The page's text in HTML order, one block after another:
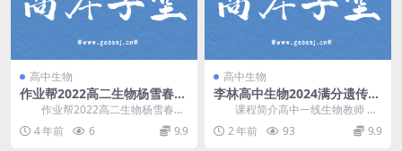
高中生物
作业帮2022高二生物杨雪春季
尖端班 百度网盘分享
作业帮2022高二生物杨雪春季
尖端班，百度网盘分享高中生物课
程8.57G高清...
4 年前 6 9.9
高中生物
李林高中生物2024满分遗传培
优营
课程简介高中一线生物教师 李
林 讲课，李林2024年高中生物遗传
满分培优，直...
2 年前 93 9.9